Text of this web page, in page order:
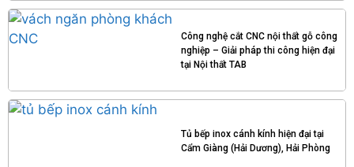
Công nghệ cắt CNC nội thất gỗ công
nghiệp – Giải pháp thi công hiện đại
tại Nội thất TAB
Tủ bếp inox cánh kính hiện đại tại
Cẩm Giàng (Hải Dương), Hải Phòng